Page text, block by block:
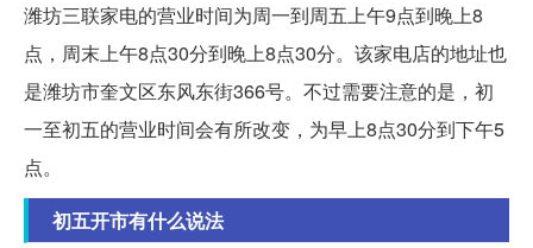
潍坊三联家电的营业时间为周一到周五上午9点到晚上8
点，周末上午8点30分到晚上8点30分。该家电店的地址也
是潍坊市奎文区东风东街366号。不过需要注意的是，初
一至初五的营业时间会有所改变，为早上8点30分到下午5
点。
初五开市有什么说法